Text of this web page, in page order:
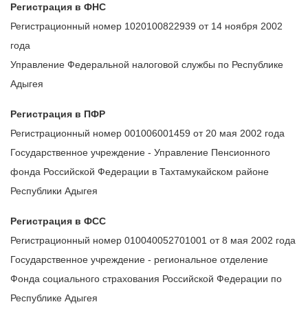
Регистрация в ФНС
Регистрационный номер 1020100822939 от 14 ноября 2002
года
Управление Федеральной налоговой службы по Республике
Адыгея
Регистрация в ПФР
Регистрационный номер 001006001459 от 20 мая 2002 года
Государственное учреждение - Управление Пенсионного
фонда Российской Федерации в Тахтамукайском районе
Республики Адыгея
Регистрация в ФСС
Регистрационный номер 010040052701001 от 8 мая 2002 года
Государственное учреждение - региональное отделение
Фонда социального страхования Российской Федерации по
Республике Адыгея